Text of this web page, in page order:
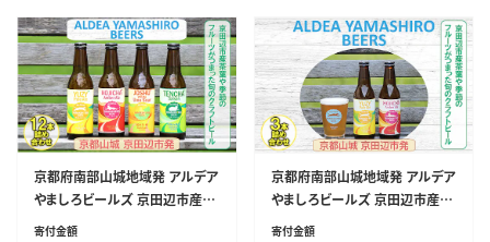
京都府南部山城地域発 アルデア
やましろビールズ 京田辺市産茶
葉/季節のフルーツがつまった旬
寄付金額
京都府南部山城地域発 アルデア
やましろビールズ 京田辺市産茶
葉や季節のフルーツがつまった
寄付金額